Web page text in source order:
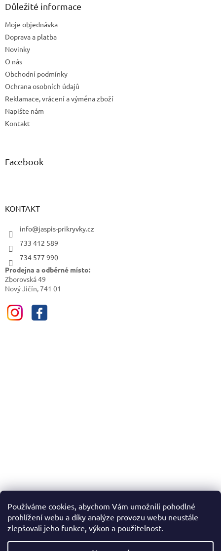
Používáme cookies, abychom Vám umožnili pohodlné
prohlížení webu a díky analýze provozu webu neustále
zlepšovali jeho funkce, výkon a použitelnost.
Důležité informace
Moje objednávka
Doprava a platba
Novinky
O nás
Obchodní podmínky
Ochrana osobních údajů
Reklamace, vrácení a výměna zboží
Napište nám
Kontakt
Facebook
KONTAKT
info@jaspis-prikryvky.cz
733 412 589
734 577 990
Prodejna a odběrné místo:
Zborovská 49
Nový Jičín, 741 01